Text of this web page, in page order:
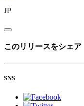
JP
このリリースをシェア
SNS